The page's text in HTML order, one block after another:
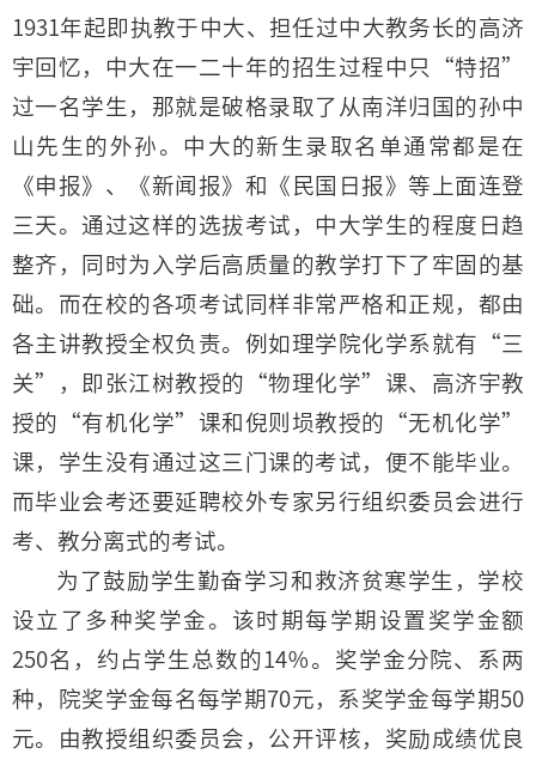
1931年起即执教于中大、担任过中大教务长的高济
宇回忆，中大在一二十年的招生过程中只“特招”
过一名学生，那就是破格录取了从南洋归国的孙中
山先生的外孙。中大的新生录取名单通常都是在
《申报》、《新闻报》和《民国日报》等上面连登
三天。通过这样的选拔考试，中大学生的程度日趋
整齐，同时为入学后高质量的教学打下了牢固的基
础。而在校的各项考试同样非常严格和正规，都由
各主讲教授全权负责。例如理学院化学系就有“三
关”，即张江树教授的“物理化学”课、高济宇教
授的“有机化学”课和倪则埙教授的“无机化学”
课，学生没有通过这三门课的考试，便不能毕业。
而毕业会考还要延聘校外专家另行组织委员会进行
考、教分离式的考试。
为了鼓励学生勤奋学习和救济贫寒学生，学校
设立了多种奖学金。该时期每学期设置奖学金额
250名，约占学生总数的14％。奖学金分院、系两
种，院奖学金每名每学期70元，系奖学金每学期50
元。由教授组织委员会，公开评核，奖励成绩优良